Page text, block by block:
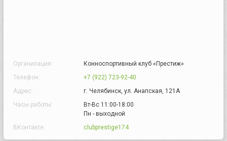
Организация:
Конноспортивный клуб «Престиж»
Телефон:
+7 (922) 723-92-40
Адрес:
г. Челябинск, ул. Анапская, 121А
Часы работы:
Вт-Вс 11:00-18:00
Пн - выходной
ВКонтакте:
clubprestige174